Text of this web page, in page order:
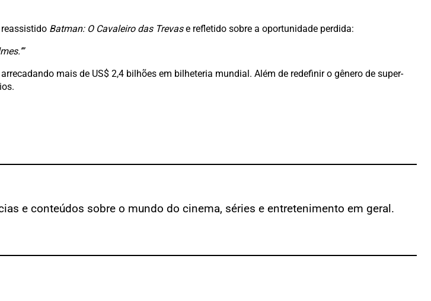
Batman: O Cavaleiro das Trevase refletido sobre a oportunidade perdida:
mais de US$ 2,4 bilhões em bilheteria mundial. Além de redefinir o gênero de super-
e conteúdos sobre o mundo do cinema, séries e entretenimento em geral.